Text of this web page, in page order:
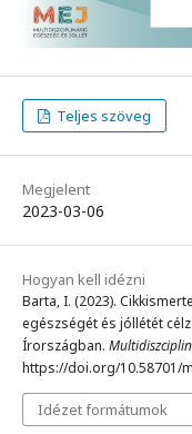
Teljes szöveg
Megjelent
2023-03-06
Hogyan kell idézni
Barta, I. (2023).
egészségét és jóllétét
Írországban.
https://doi.org/10.58701/
Idézet formátumok